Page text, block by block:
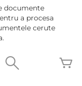
documente
a procesa
cerute